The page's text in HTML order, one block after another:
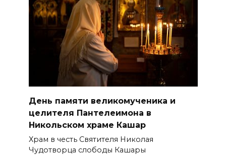
День памяти великомученика и
целителя Пантелеимона в
Никольском храме Кашар
Храм в честь Святителя Николая
Чудотворца слободы Кашары